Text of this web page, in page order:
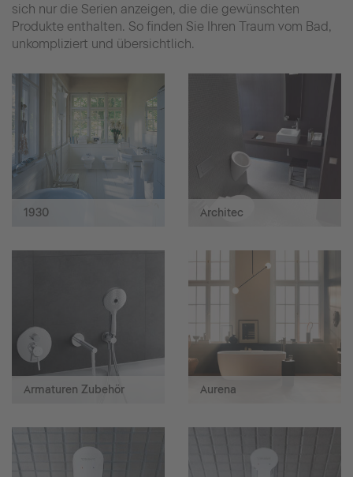
sich nur die Serien anzeigen, die die gewünschten
Produkte enthalten. So finden Sie Ihren Traum vom Bad,
unkompliziert und übersichtlich.
1930 Architec
Armaturen Zubehör Aurena